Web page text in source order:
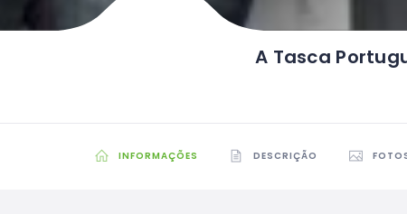
A Tasca
INFORMAÇÕES DESCRIÇÃO